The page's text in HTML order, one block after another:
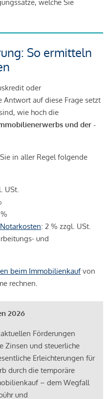
welche Sie
So ermitteln
oder
Antwort auf diese Frage setzt
wie hoch die
und der -
in aller Regel folgende
USt.
%
Notarkosten: 2 % zzgl. USt.
und
beim Immobilienkaufvon
rechnen.
2026
Förderungen
Zinsen und steuerliche
Erleichterungen für
durch die temporäre
– dem Wegfall
und